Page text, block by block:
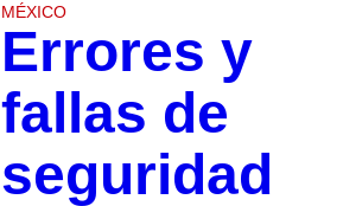
MÉXICO
Errores y
fallas de
seguridad